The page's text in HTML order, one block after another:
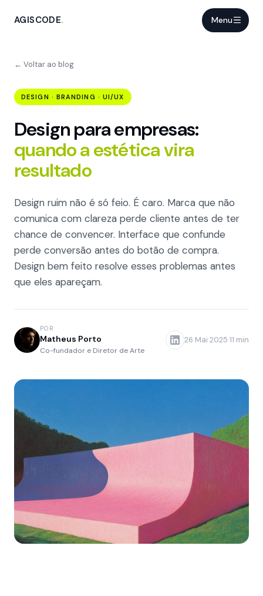
AGISCODE. Menu
Workflows automatizados
Soluções
Contato
Começar automação
Começar automação
← Voltar ao blog
DESIGN · BRANDING · UI/UX
Design para empresas:
quando a estética vira
resultado
Design ruim não é só feio. É caro. Marca que não
comunica com clareza perde cliente antes de ter
chance de convencer. Interface que confunde
perde conversão antes do botão de compra.
Design bem feito resolve esses problemas antes
que eles apareçam.
POR
Matheus Porto
Co-fundador e Diretor de Arte
26 Mai 2025·11 min